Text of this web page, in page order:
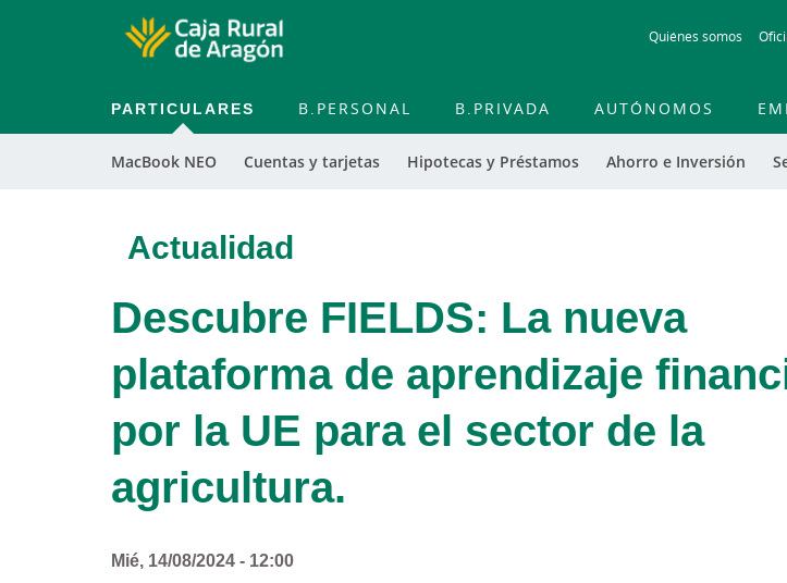
to
Quiénes somos
PARTICULARES
MacBook NEO Cuentas y tarjetas Hipotecas y Préstamos Ahorro e Inversión
B.PERSONAL B.PRIVADA AUTÓNOMOS
Actualidad
Descubre FIELDS: La nueva
plataforma de aprendizaje
por la UE para el sector de la
agricultura.
Mié, 14/08/2024 - 12:00